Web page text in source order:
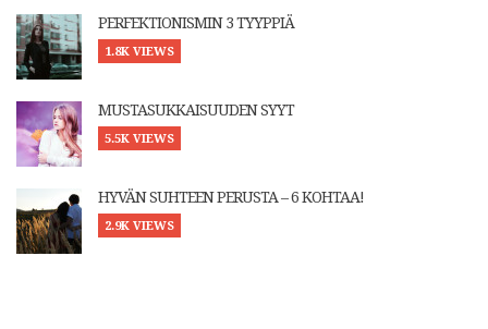
PERFEKTIONISMIN 3 TYYPPIÄ
1.8K VIEWS
MUSTASUKKAISUUDEN SYYT
5.5K VIEWS
HYVÄN SUHTEEN PERUSTA – 6 KOHTAA!
2.9K VIEWS